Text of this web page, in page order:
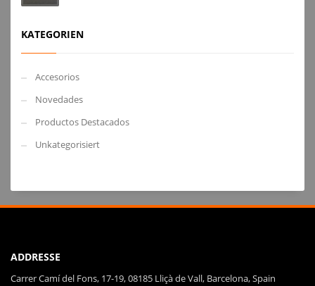
KATEGORIEN
Accesorios
Novedades
Productos Destacados
Unkategorisiert
ADDRESSE
Carrer Camí del Fons, 17-19, 08185 Lliçà de Vall, Barcelona, Spain